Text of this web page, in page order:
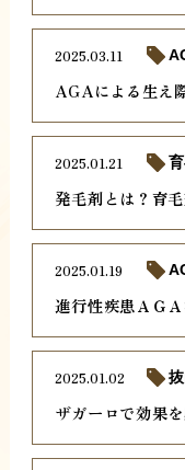
AGAによる生え
2025.03.11
発毛剤とは？育
2025.01.21
進行性疾患ＡＧ
2025.01.19
ザガーロで効果
2025.01.02